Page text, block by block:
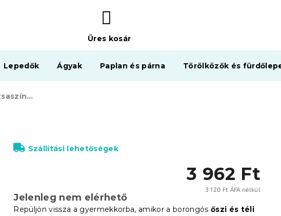
KOSÁR
Üres kosár
Lepedők Ágyak Paplan és párna Törölközők és
POMPEY púderrózsaszín üveg gyertyatartó
3 962 Ft
3 120 Ft ÁFA nélkül
Jelenleg nem elérhető
Szállítási lehetőségek
Repüljön vissza a gyermekkorba, amikor a borongósőszi és téli